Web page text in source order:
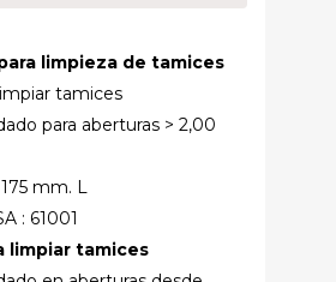
limpieza de tamices
tamices
para aberturas > 2,00
mm. L
: 61001
limpiar tamices